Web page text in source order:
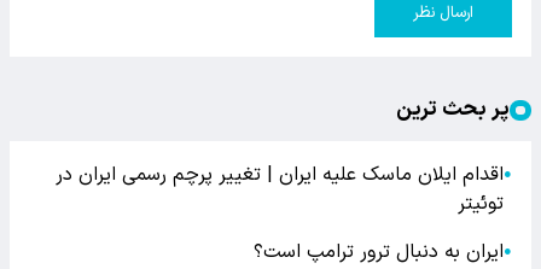
ارسال نظر
پر بحث ترین
●اقدام ایلان ماسک علیه ایران | تغییر پرچم رسمی ایران در
توئیتر
●ایران به دنبال ترور ترامپ است؟